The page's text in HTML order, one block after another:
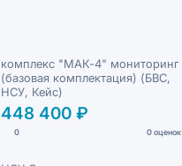
комплекс "МАК-4" мониторинг
(базовая комплектация) (БВС,
НСУ, Кейс)
448 400 ₽
0 0 оценок